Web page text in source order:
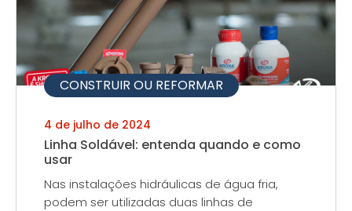
CONSTRUIR OU REFORMAR
4 de julho de 2024
Linha Soldável: entenda quando e como
usar
Nas instalações hidráulicas de água fria,
podem ser utilizadas duas linhas de